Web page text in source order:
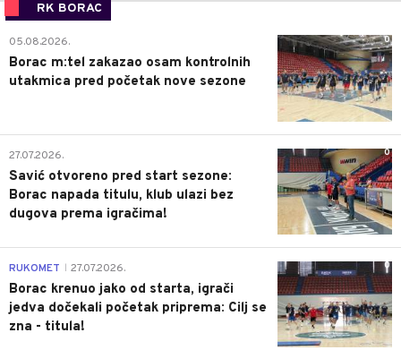
RK BORAC
0
05.08.2026.
Borac m:tel zakazao osam kontrolnih
utakmica pred početak nove sezone
0
27.07.2026.
Savić otvoreno pred start sezone:
Borac napada titulu, klub ulazi bez
dugova prema igračima!
0
RUKOMET 27.07.2026.
Borac krenuo jako od starta, igrači
jedva dočekali početak priprema: Cilj se
zna - titula!